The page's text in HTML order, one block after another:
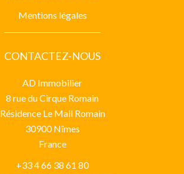
Mentions légales
CONTACTEZ-NOUS
AD Immobilier
8 rue du Cirque Romain
Résidence Le Mail Romain
30900Nîmes
France
+33 4 66 38 61 80